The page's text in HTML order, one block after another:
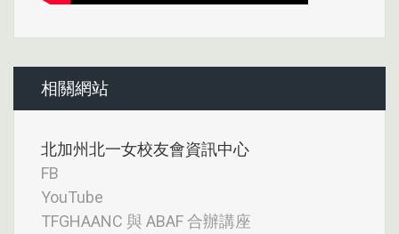
相關網站
北加州北一女校友會資訊中心
FB
YouTube
TFGHAANC 與 ABAF 合辦講座